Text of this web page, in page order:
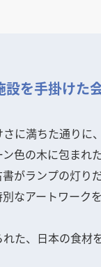
設を手掛けた
に満ちた通り
色の木に包まれ
がランプの灯り
なアートワーク
た、日本の食